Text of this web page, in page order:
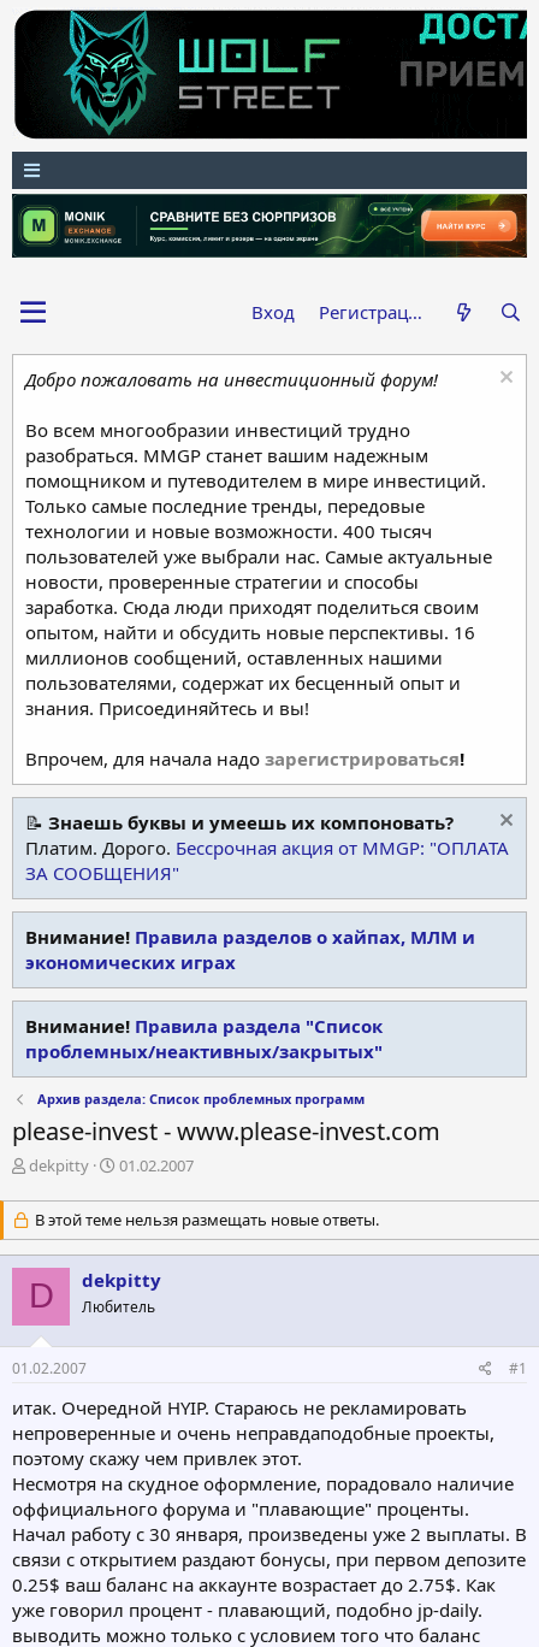
Вход Регистрация
Добро пожаловать на инвестиционный форум!
Во всем многообразии инвестиций трудно
разобраться. MMGP станет вашим надежным
помощником и путеводителем в мире инвестиций.
Только самые последние тренды, передовые
технологии и новые возможности. 400 тысяч
пользователей уже выбрали нас. Самые актуальные
новости, проверенные стратегии и способы
заработка. Сюда люди приходят поделиться своим
опытом, найти и обсудить новые перспективы. 16
миллионов сообщений, оставленных нашими
пользователями, содержат их бесценный опыт и
знания. Присоединяйтесь и вы!
Впрочем, для начала надо зарегистрироваться!
📝 Знаешь буквы и умеешь их компоновать?
Платим. Дорого. Бессрочная акция от MMGP: "ОПЛАТА
ЗА СООБЩЕНИЯ"
Внимание! Правила разделов о хайпах, МЛМ и
экономических играх
Внимание! Правила раздела "Список
проблемных/неактивных/закрытых"
Архив раздела: Список проблемных программ
please-invest - www.please-invest.com
А
т
о
р
т
ы
dekpitty
Д
т
а
н
а
ч
а
01.02.2007
В этой теме нельзя размещать новые ответы.
D dekpitty
Любитель
01.02.2007 #1
итак. Очередной HYIP. Стараюсь не рекламировать
непроверенные и очень неправдаподобные проекты,
поэтому скажу чем привлек этот.
Несмотря на скудное оформление, порадовало наличие
оффициального форума и "плавающие" проценты.
Начал работу с 30 января, произведены уже 2 выплаты. В
связи с открытием раздают бонусы, при первом депозите
0.25$ ваш баланс на аккаунте возрастает до 2.75$. Как
уже говорил процент - плавающий, подобно jp-daily.
выводить можно только с условием того что баланс